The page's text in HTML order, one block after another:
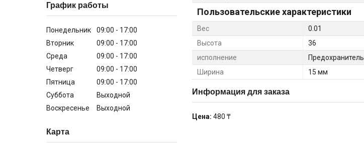
Пользовательские характеристики
Вес
0.01
Высота
36
исполнение
Предохранитель
Ширина
15 мм
Информация для заказа
Цена: 480 ₸
График работы
Понедельник 09:00
17:00
Вторник
09:00
17:00
Среда
09:00
17:00
Четверг
09:00
17:00
Пятница
09:00
17:00
Суббота
Выходной
Воскресенье
Выходной
Карта